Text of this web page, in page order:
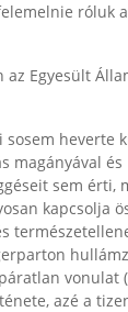
róluk
Egyesült
sosem heverte
magányával és
sem érti,
kapcsolja
vonulat
azé a